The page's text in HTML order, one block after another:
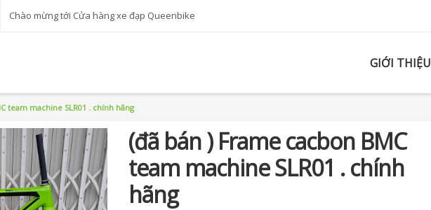
Chào mừng tới Cửa hàng xe đạp Queenbike
GIỚI THIỆU
team machine SLR01 . chính hãng
(đã bán ) Frame cacbon BMC
team machine SLR01 . chính
hãng